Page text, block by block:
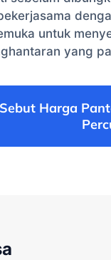
untuk
yang
Sebut Harga